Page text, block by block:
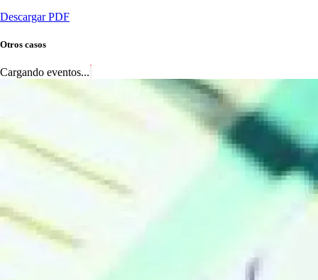
Descargar PDF
Otros casos
Cargando eventos...